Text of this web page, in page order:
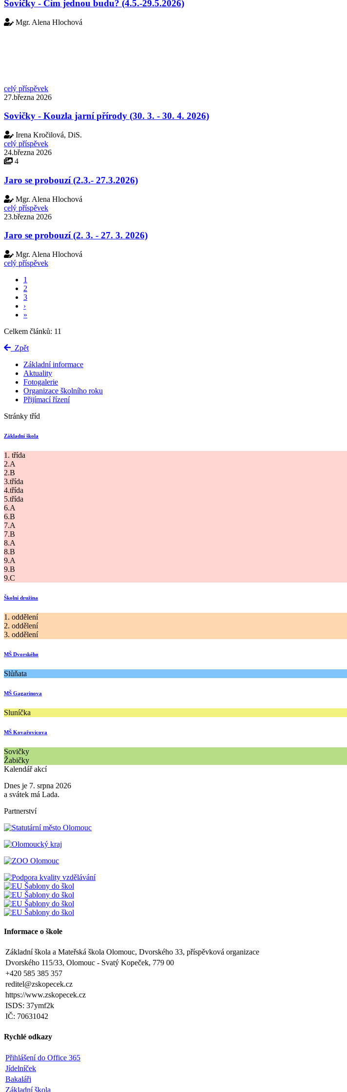
Sovičky - Čím jednou budu? (4.5.-29.5.2026)
Mgr. Alena Hlochová
celý příspěvek
27.března 2026
Sovičky - Kouzla jarní přírody (30. 3. - 30. 4. 2026)
Irena Kročilová, DiS.
celý příspěvek
24.března 2026
4
Jaro se probouzí (2.3.- 27.3.2026)
Mgr. Alena Hlochová
celý příspěvek
23.března 2026
Jaro se probouzí (2. 3. - 27. 3. 2026)
Mgr. Alena Hlochová
celý příspěvek
1
2
3
›
»
Celkem článků: 11
Zpět
Základní informace
Aktuality
Fotogalerie
Organizace školního roku
Přijímací řízení
Stránky tříd
Základní škola
1. třída
2.A
2.B
3.třída
4.třída
5.třída
6.A
6.B
7.A
7.B
8.A
8.B
9.A
9.B
9.C
Školní družina
1. oddělení
2. oddělení
3. oddělení
MŠ Dvorského
Slůňata
MŠ Gagarinova
Sluníčka
MŠ Kovařovicova
Sovičky
Žabičky
Kalendář akcí
Dnes je 7. srpna 2026
a svátek má Lada.
Partnerství
Informace o škole
Základní škola a Mateřská škola Olomouc, Dvorského 33, příspěvková organizace
Dvorského 115/33, Olomouc - Svatý Kopeček, 779 00
+420 585 385 357
reditel@zskopecek.cz
https://www.zskopecek.cz
ISDS: 37ymf2k
IČ: 70631042
Rychlé odkazy
Přihlášení do Office 365
Jídelníček
Bakaláři
Základní škola